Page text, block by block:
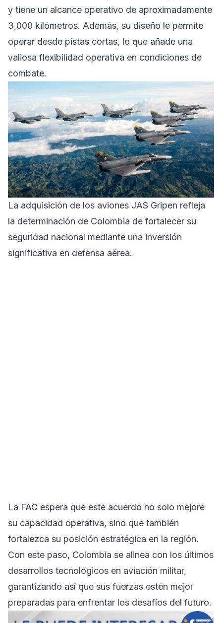
y tiene un alcance operativo de aproximadamente
3,000 kilómetros. Además, su diseño le permite
operar desde pistas cortas, lo que añade una
valiosa flexibilidad operativa en condiciones de
combate.
La adquisición de los aviones JAS Gripen refleja
la determinación de Colombia de fortalecer su
seguridad nacional mediante una inversión
significativa en defensa aérea.
La FAC espera que este acuerdo no solo mejore
su capacidad operativa, sino que también
fortalezca su posición estratégica en la región.
Con este paso, Colombia se alinea con los últimos
desarrollos tecnológicos en aviación militar,
garantizando así que sus fuerzas estén mejor
preparadas para enfrentar los desafíos del futuro.